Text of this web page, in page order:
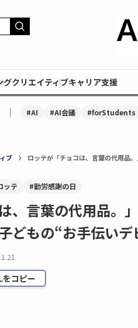
グクリエイティブキャリア支援
｜ #AI #AI会議 #forStudents
ブ ロッテが「チョコは、言葉の代用品
ッテ #勤労感謝の日
、言葉の代用品。
どもの“お手伝いデ
をコピー